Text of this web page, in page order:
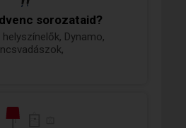
sorozataid?
helyszínelők, Dynamo,